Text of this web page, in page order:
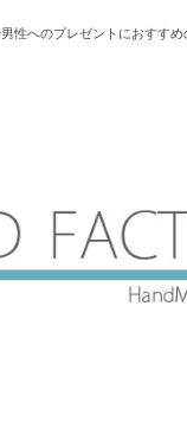
性へのプレゼントにおすす